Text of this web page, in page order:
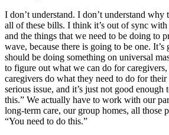
I don’t understand. I don’t understand why
all of these bills. I think it’s out of sync with
and the things that we need to be doing to
wave, because there is going to be one.
should be doing something on universal
to figure out what we can do for
caregivers do what they need to do for their
serious issue, and it’s just not good enough
this.” We actually have to work with our
long-term care, our group homes, all those
“You need to do this.”